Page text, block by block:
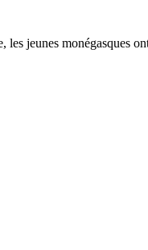
jeunes monégasques